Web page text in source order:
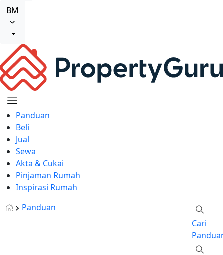
BM
Panduan
Beli
Jual
Sewa
Akta & Cukai
Pinjaman Rumah
Inspirasi Rumah
Panduan
Cari